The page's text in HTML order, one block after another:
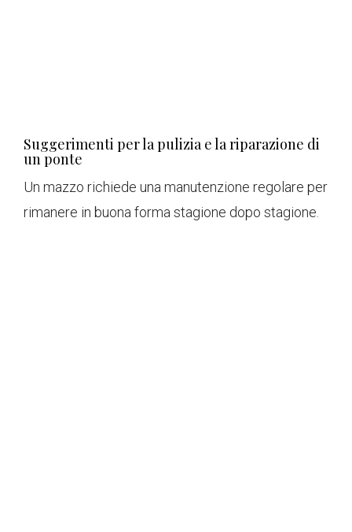
Suggerimenti per la pulizia e la riparazione di
un ponte
Un mazzo richiede una manutenzione regolare per
rimanere in buona forma stagione dopo stagione.